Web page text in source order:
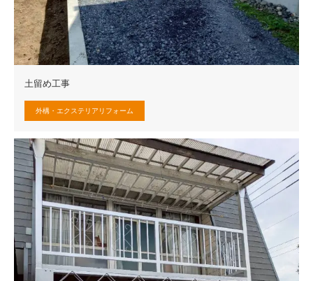
土留め工事
外構・エクステリアリフォーム